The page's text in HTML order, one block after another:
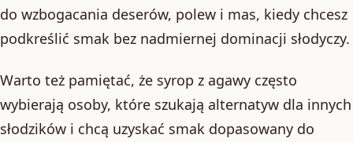
do wzbogacania deserów, polew i mas, kiedy chcesz
podkreślić smak bez nadmiernej dominacji słodyczy.
Warto też pamiętać, że syrop z agawy często
wybierają osoby, które szukają alternatyw dla innych
słodzików i chcą uzyskać smak dopasowany do